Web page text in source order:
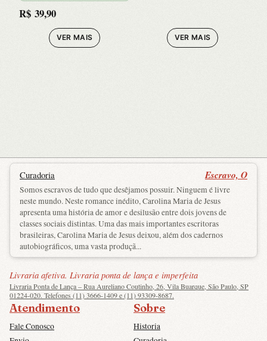
R$ 39,90
VER MAIS VER MAIS
Curadoria Escravo, O
Somos escravos de tudo que desêjamos possuir. Ninguem é livre
neste mundo. Neste romance inédito, Carolina Maria de Jesus
apresenta uma história de amor e desilusão entre dois jovens de
classes sociais distintas. Uma das mais importantes escritoras
brasileiras, Carolina Maria de Jesus deixou, além dos cadernos
autobiográficos, uma vasta produçã...
Livraria afetiva. Livraria ponta de lança e imperfeita
Livraria Ponta de Lança – Rua Aureliano Coutinho, 26, Vila Buarque, São Paulo, SP
01224-020. Telefones (11) 3666-1409 e (11) 93309-8687.
Atendimento
Fale Conosco
Sobre
Historia